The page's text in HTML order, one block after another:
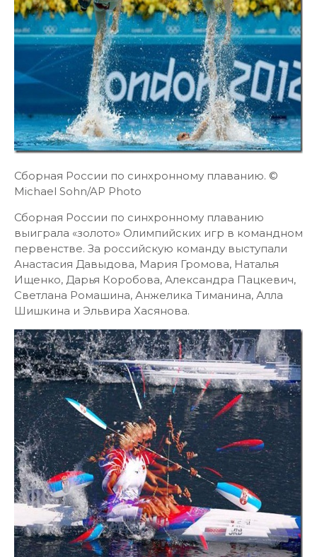
Сборная России по синхронному плаванию. ©
Michael Sohn/AP Photo
Сборная России по синхронному плаванию
выиграла «золото» Олимпийских игр в командном
первенстве. За российскую команду выступали
Анастасия Давыдова, Мария Громова, Наталья
Ищенко, Дарья Коробова, Александра Пацкевич,
Светлана Ромашина, Анжелика Тиманина, Алла
Шишкина и Эльвира Хасянова.